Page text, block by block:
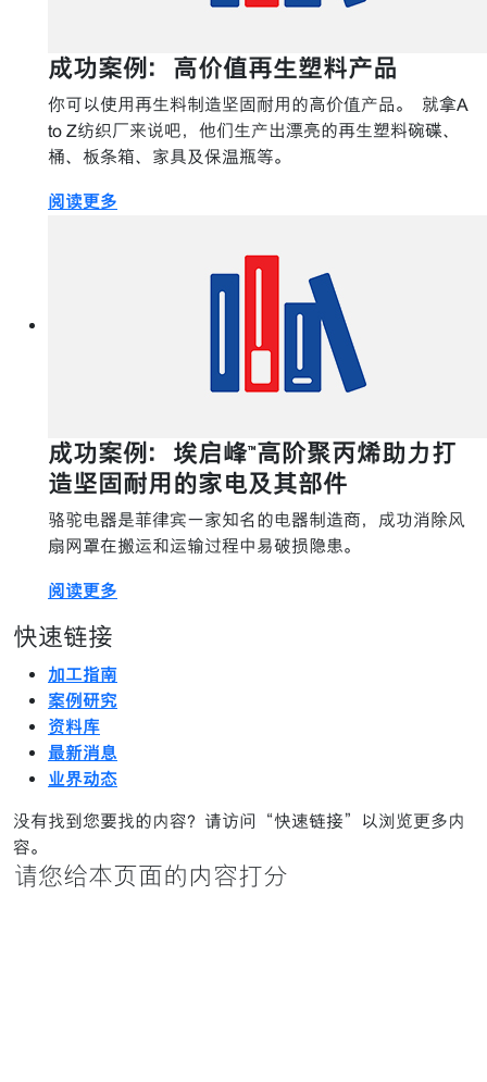
成功案例：高价值再生塑料产品
你可以使用再生料制造坚固耐用的高价值产品。 就拿A
to Z纺织厂来说吧，他们生产出漂亮的再生塑料碗碟、
桶、板条箱、家具及保温瓶等。
阅读更多
成功案例：埃启峰™高阶聚丙烯助力打
造坚固耐用的家电及其部件
骆驼电器是菲律宾一家知名的电器制造商，成功消除风
扇网罩在搬运和运输过程中易破损隐患。
阅读更多
快速链接
加工指南
案例研究
资料库
最新消息
业界动态
没有找到您要找的内容？请访问“快速链接”以浏览更多内
容。
请您给本页面的内容打分